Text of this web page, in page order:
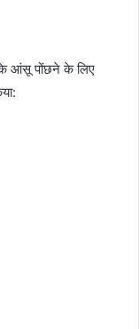
के आंसू पोंछने के लिए